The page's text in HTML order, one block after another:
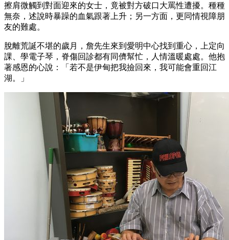
擦肩微觸到對面迎來的女士，竟被對方破口大罵性遭擾。種種
無奈，述說時暴躁的血氣跟著上升；另一方面，更同情視障朋
友的難處。
脫離荒誕不堪的歲月，詹先生來到愛明中心找到重心，上定向
課、學電子琴，脊傷回診都有同儕幫忙，人情溫暖處處。他抱
著感恩的心說：「若不是伊甸把我撿回來，我可能會重回江
湖。」